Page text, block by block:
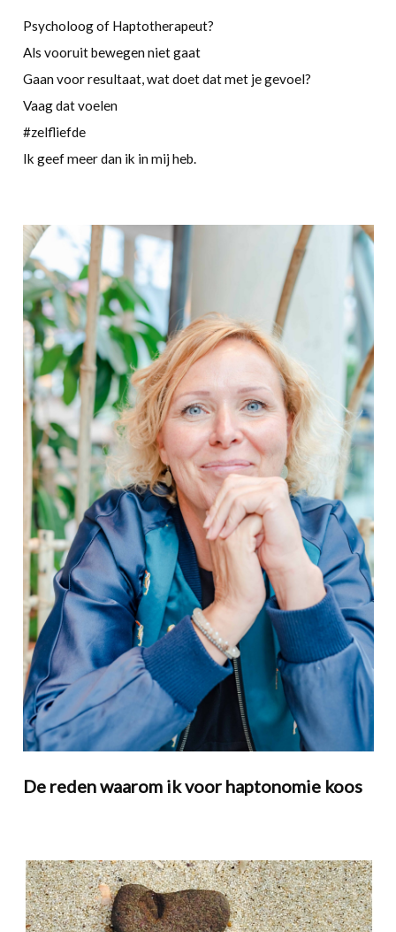
Psycholoog of Haptotherapeut?
Als vooruit bewegen niet gaat
Gaan voor resultaat, wat doet dat met je gevoel?
Vaag dat voelen
#zelfliefde
Ik geef meer dan ik in mij heb.
De reden waarom ik voor haptonomie koos